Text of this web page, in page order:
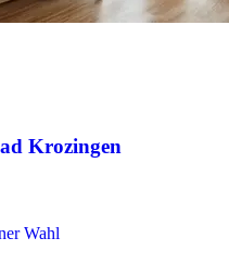
Krozingen
Wahl